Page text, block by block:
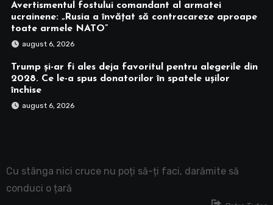
Avertismentul fostului comandant al armatei
ucrainene: „Rusia a învățat să contracareze aproape
toate armele NATO”
august 6, 2026
Trump și-ar fi ales deja favoritul pentru alegerile din
2028. Ce le-a spus donatorilor în spatele ușilor
închise
august 6, 2026
Cu stânga nici cruce nu poți să-ți faci, darămite să
conduci o țară